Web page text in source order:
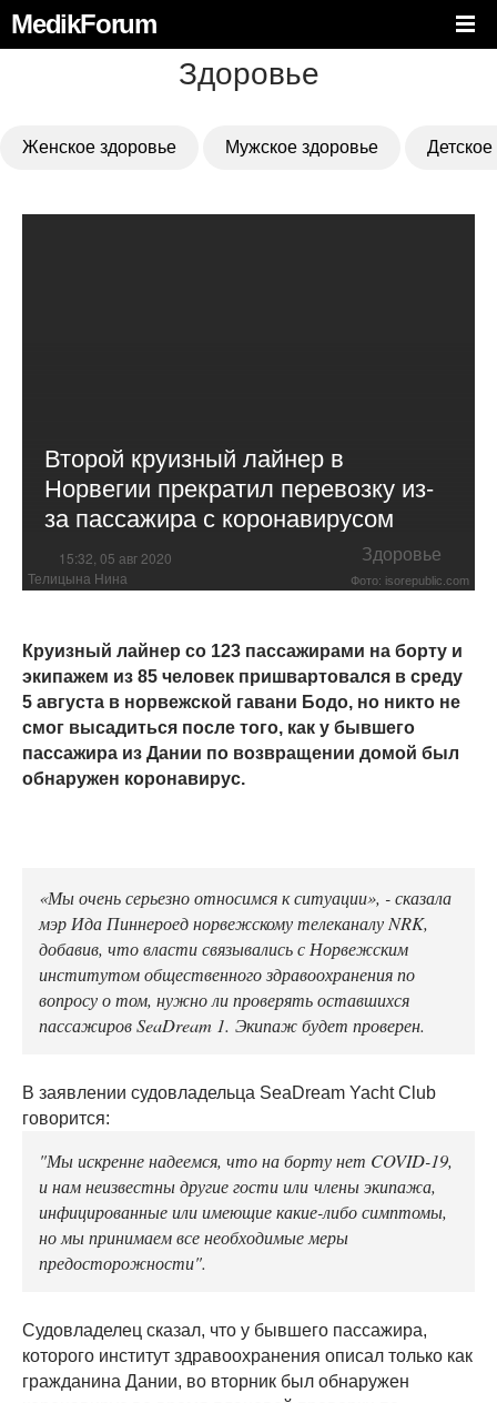
MedikForum
Здоровье
Женское здоровье Мужское здоровье
Второй круизный лайнер в
Норвегии прекратил перевозку из-
за пассажира с коронавирусом
15:32, 05 авг 2020 Здоровье
Телицына Нина Фото: isorepublic.com
Круизный лайнер со 123 пассажирами на борту и
экипажем из 85 человек пришвартовался в среду
5 августа в норвежской гавани Бодо, но никто не
смог высадиться после того, как у бывшего
пассажира из Дании по возвращении домой был
обнаружен коронавирус.
«Мы очень серьезно относимся к ситуации», - сказала
мэр Ида Пиннероед норвежскому телеканалу NRK,
добавив, что власти связывались с Норвежским
институтом общественного здравоохранения по
вопросу о том, нужно ли проверять оставшихся
пассажиров SeaDream 1. Экипаж будет проверен.
В заявлении судовладельца SeaDream Yacht Club
говорится:
"Мы искренне надеемся, что на борту нет COVID-19,
и нам неизвестны другие гости или члены экипажа,
инфицированные или имеющие какие-либо симптомы,
но мы принимаем все необходимые меры
предосторожности".
Судовладелец сказал, что у бывшего пассажира,
которого институт здравоохранения описал только как
гражданина Дании, во вторник был обнаружен